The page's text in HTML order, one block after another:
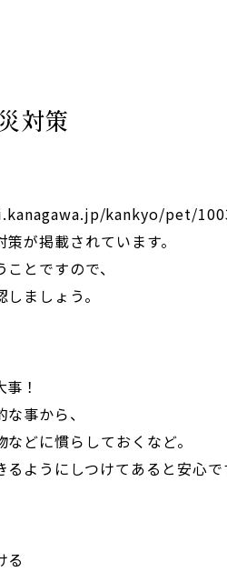
対策
kankyo/pet/
が掲載されています。
とですので、
ましょう。
！
事から、
どに慣らしておくなど。
ようにしつけてあると安心で
る